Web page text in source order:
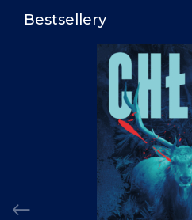
Bestsellery